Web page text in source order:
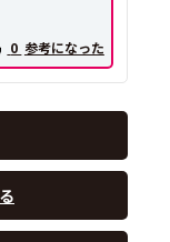
0 参考になった